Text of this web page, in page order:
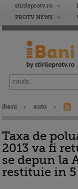
stirileprotv.ro
PROTV NEWS
ibani auto
Taxa de
2013 va fi
se depun la
restituie in